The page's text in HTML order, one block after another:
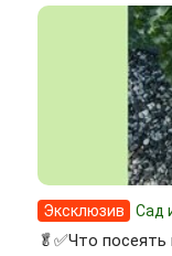
Эксклюзив Сад
🥬✅Что